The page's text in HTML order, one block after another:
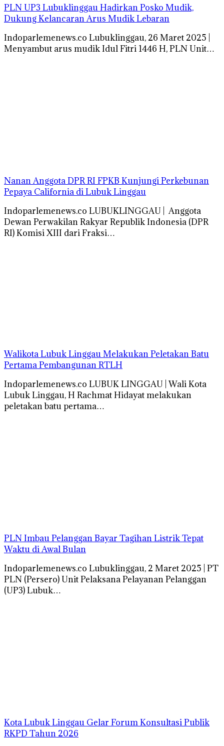
PLN UP3 Lubuklinggau Hadirkan Posko Mudik,
Dukung Kelancaran Arus Mudik Lebaran
Indoparlemenews.co Lubuklinggau, 26 Maret 2025 |
Menyambut arus mudik Idul Fitri 1446 H, PLN Unit…
Nanan Anggota DPR RI FPKB Kunjungi Perkebunan
Pepaya California di Lubuk Linggau
Indoparlemenews.co LUBUKLINGGAU | Anggota
Dewan Perwakilan Rakyar Republik Indonesia (DPR
RI) Komisi XIII dari Fraksi…
Walikota Lubuk Linggau Melakukan Peletakan Batu
Pertama Pembangunan RTLH
Indoparlemenews.co LUBUK LINGGAU | Wali Kota
Lubuk Linggau, H Rachmat Hidayat melakukan
peletakan batu pertama…
PLN Imbau Pelanggan Bayar Tagihan Listrik Tepat
Waktu di Awal Bulan
Indoparlemenews.co Lubuklinggau, 2 Maret 2025 | PT
PLN (Persero) Unit Pelaksana Pelayanan Pelanggan
(UP3) Lubuk…
Kota Lubuk Linggau Gelar Forum Konsultasi Publik
RKPD Tahun 2026